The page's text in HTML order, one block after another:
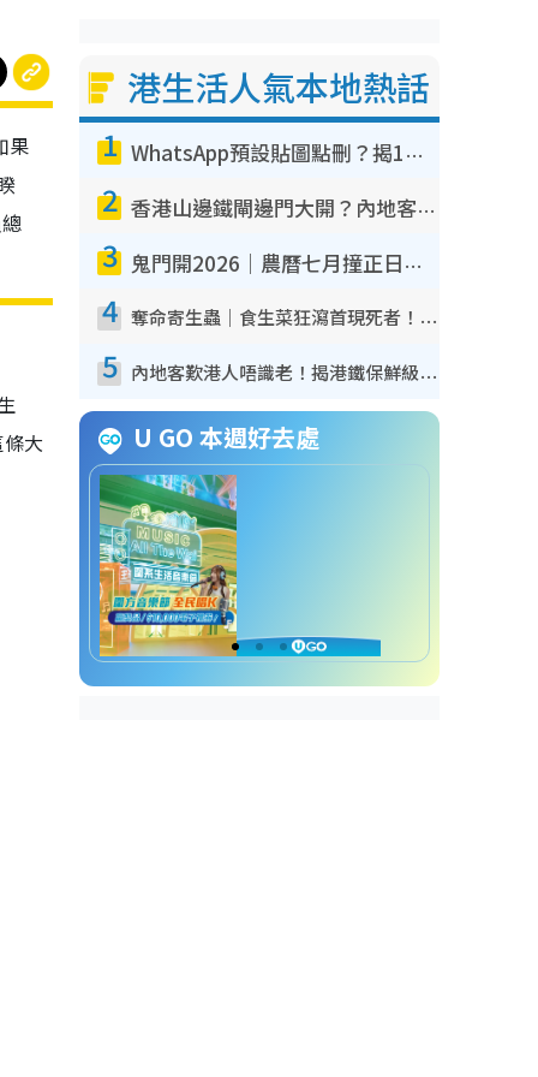
果
大
港生活人氣本地熱話
1 WhatsApp預設貼圖點刪？揭1招「反向操作」還原簡潔介面 附3步實測教學
2 香港山邊鐵閘邊門大開？內地客困惑意義何在！網民神回覆：呢種叫法理性防禦
3 鬼門開2026｜農曆七月撞正日全食特別邪？專家警告切忌做一事！揭4大禁忌+2招保平安
4 奪命寄生蟲｜食生菜狂瀉首現死者！疫潮惡化錄1.8萬宗病例 揭洗菜3大謬誤
5 內地客歎港人唔識老！揭港鐵保鮮級冷氣 港人求放過：咪投訴
U GO 本週好去處